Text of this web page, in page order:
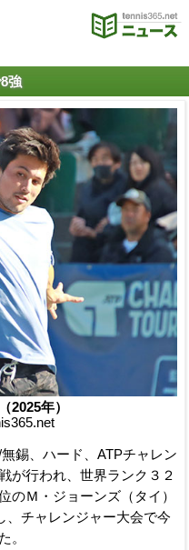
強
2025年）
錫、ハード、ATPチャレン
が行われ、世界ランク３２
のＭ・ジョーンズ（タイ）
、チャレンジャー大会で今
。